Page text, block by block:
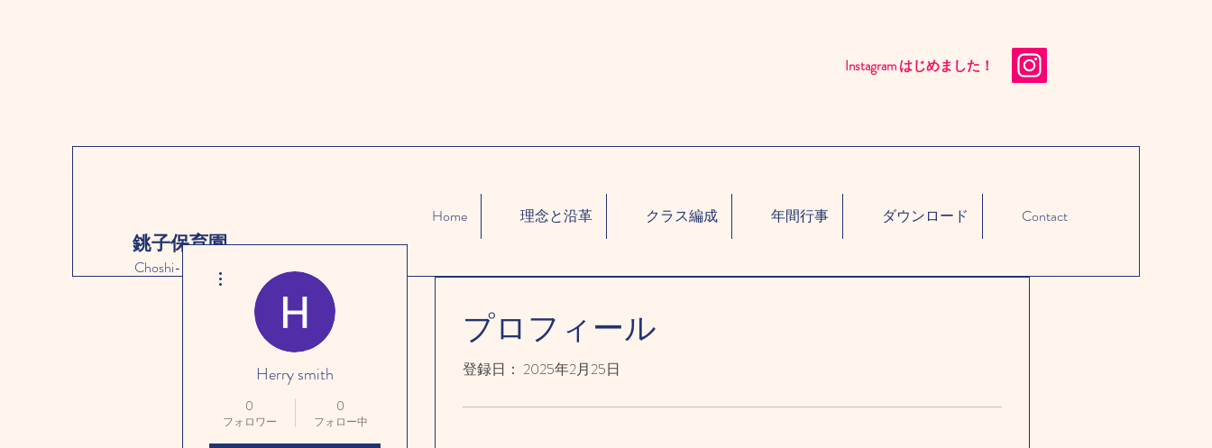
Instagram はじめました！​
銚子保育園
Choshi-hoikuen
Home 理念と沿革 クラス編成 年間行事 ダウンロード Contact
プロフィール
登録日： 2025年2月25日
Herry smith
0
フォロワー
0
フォロー中